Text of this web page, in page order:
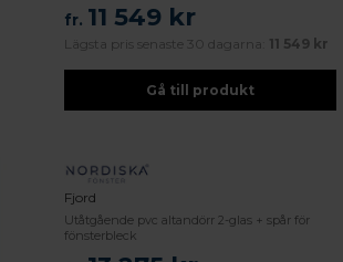
fr. 11 549 kr
Lägsta pris senaste 30 dagarna: 11 549 kr
Gå till produkt
Fjord
Utåtgående pvc altandörr 2-glas + spår för
fönsterbleck